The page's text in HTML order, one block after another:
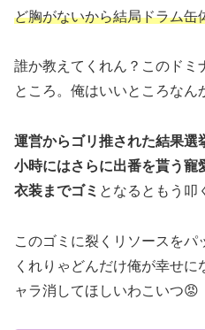
ど胸がないから結局ドラム缶
誰か教えてくれん？このドミ
ところ。俺はいいところな
運営からゴリ推された結果選
小時にはさらに出番を貰う寵
衣装までゴミ となるともう叩
このゴミに裂くリソースをパ
くれりゃどんだけ俺が幸せ
ャラ消してほしいわこいつ😡